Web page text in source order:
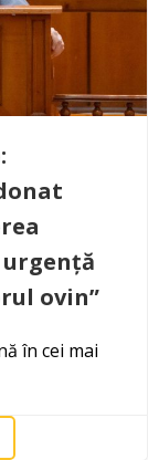
urgență
ovin”
în cei mai